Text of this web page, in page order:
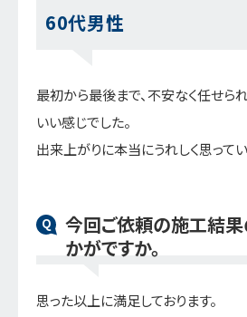
60代男性
最初から最後まで、不安なく任せら
いい感じでした。
出来上がりに本当にうれしく思ってい
Q
今回ご依頼の施工結
かがですか。
思った以上に満足しております。